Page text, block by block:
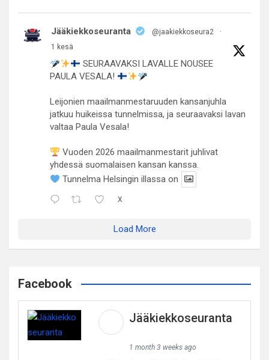
Jääkiekkoseuranta @jaakiekkoseura2
·
1 kesä
SEURAAVAKSI LAVALLE NOUSEE
PAULA VESALA!
Leijonien maailmanmestaruuden kansanjuhla
jatkuu huikeissa tunnelmissa, ja seuraavaksi lavan
valtaa Paula Vesala!
Vuoden 2026 maailmanmestarit juhlivat
yhdessä suomalaisen kansan kanssa.
Tunnelma Helsingin illassa on
X
Load More
Facebook
Jääkiekkoseuranta
1 month 3 weeks ago